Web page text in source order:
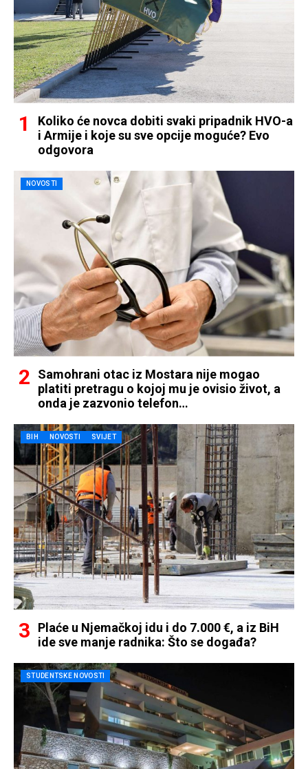
Koliko će novca dobiti svaki pripadnik HVO-a
i Armije i koje su sve opcije moguće? Evo
odgovora
NOVOSTI
Samohrani otac iz Mostara nije mogao
platiti pretragu o kojoj mu je ovisio život, a
onda je zazvonio telefon…
BIH NOVOSTI SVIJET
Plaće u Njemačkoj idu i do 7.000 €, a iz BiH
ide sve manje radnika: Što se događa?
STUDENTSKE NOVOSTI